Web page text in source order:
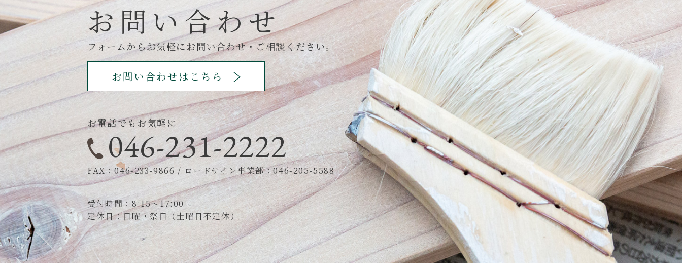
お問い合わせ
フォームからお気軽にお問い合わせ・ご相談ください。
お問い合わせはこちら
お電話でもお気軽に
046-231-2222
FAX：046-233-9866 / ロードサイン事業部：046-205-5588
受付時間：8:15～17:00
定休日：日曜・祭日（土曜日不定休）